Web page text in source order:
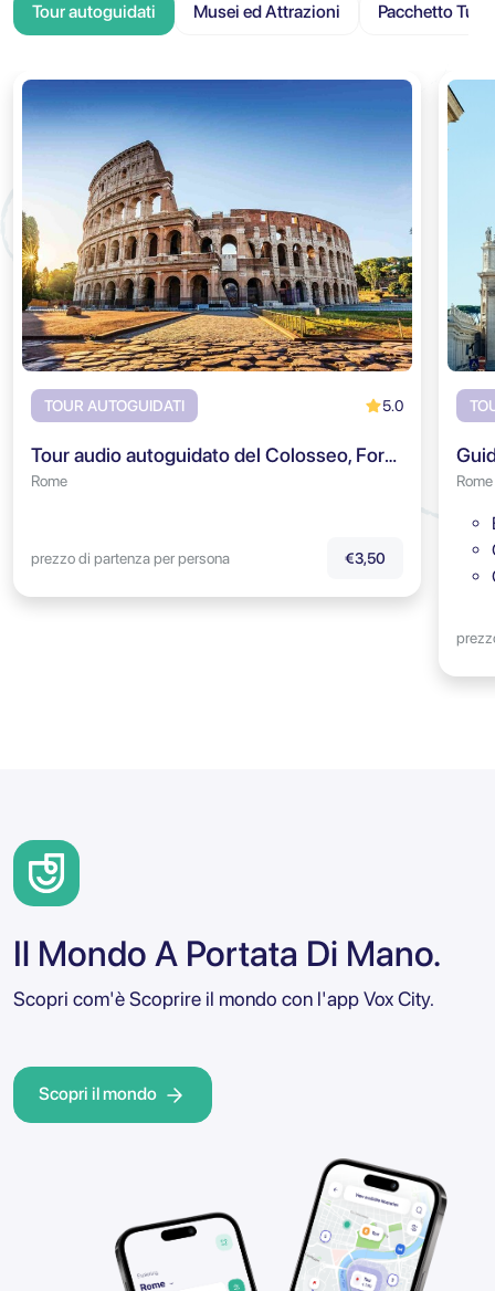
Tour autoguidati Musei ed Attrazioni Pacchetto
TOUR AUTOGUIDATI 5.0
Tour audio autoguidato del Colosseo, Foro Romano & Colle Palatino
Rome
prezzo di partenza per persona €3,50
Rome
Il Mondo A Portata Di Mano.
Scopri com'è Scoprire il mondo con l'app Vox City.
Scopri il mondo